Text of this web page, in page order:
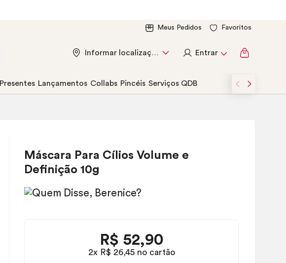
Meus Pedidos Favoritos
Informar localização Entrar
Presentes Lançamentos Collabs Pincéis Serviços QDB
Máscara Para Cílios Volume e
Definição 10g
R$ 52,90
2x R$ 26,45 no cartão